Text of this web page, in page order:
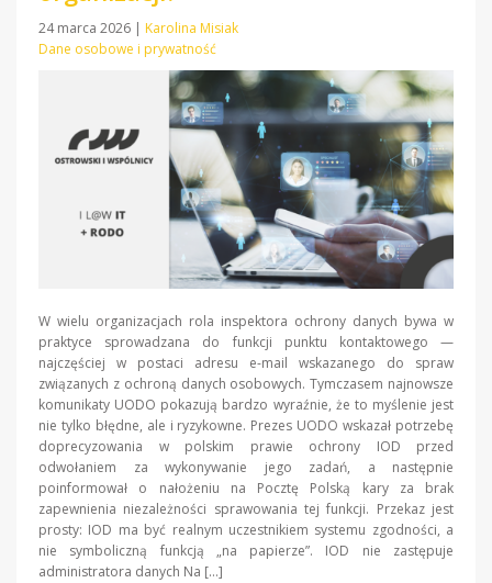
24 marca 2026 | Karolina Misiak
Dane osobowe i prywatność
W wielu organizacjach rola inspektora ochrony danych bywa w
praktyce sprowadzana do funkcji punktu kontaktowego —
najczęściej w postaci adresu e-mail wskazanego do spraw
związanych z ochroną danych osobowych. Tymczasem najnowsze
komunikaty UODO pokazują bardzo wyraźnie, że to myślenie jest
nie tylko błędne, ale i ryzykowne. Prezes UODO wskazał potrzebę
doprecyzowania w polskim prawie ochrony IOD przed
odwołaniem za wykonywanie jego zadań, a następnie
poinformował o nałożeniu na Pocztę Polską kary za brak
zapewnienia niezależności sprawowania tej funkcji. Przekaz jest
prosty: IOD ma być realnym uczestnikiem systemu zgodności, a
nie symboliczną funkcją „na papierze”. IOD nie zastępuje
administratora danych Na […]